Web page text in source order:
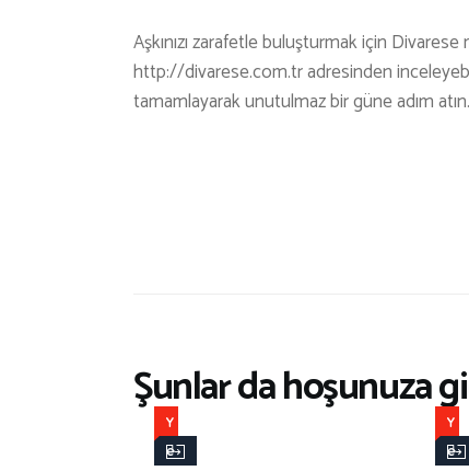
Aşkınızı zarafetle buluşturmak için
http://divarese.com.tr adresinden
tamamlayarak unutulmaz bir güne adım atın.
Şunlar da hoşunuza
Y
e
Y
e